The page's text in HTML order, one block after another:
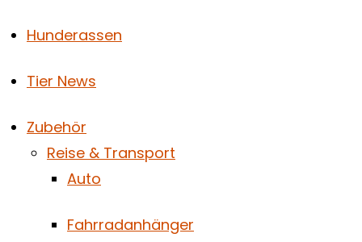
Hunderassen
Tier News
Zubehör
Reise & Transport
Auto
Fahrradanhänger